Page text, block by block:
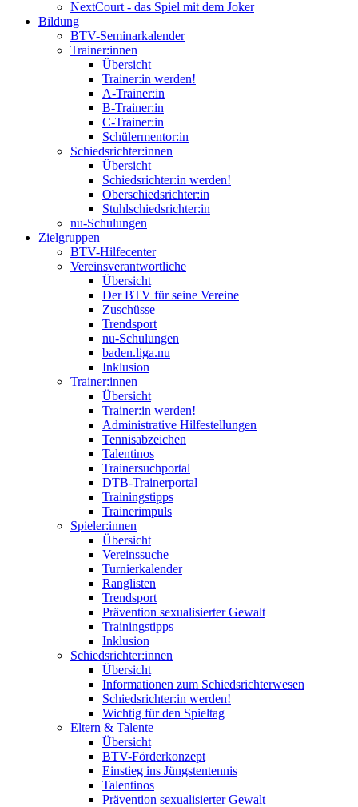
NextCourt - das Spiel mit dem Joker
Bildung
BTV-Seminarkalender
Trainer:innen
Übersicht
Trainer:in werden!
A-Trainer:in
B-Trainer:in
C-Trainer:in
Schülermentor:in
Schiedsrichter:innen
Übersicht
Schiedsrichter:in werden!
Oberschiedsrichter:in
Stuhlschiedsrichter:in
nu-Schulungen
Zielgruppen
BTV-Hilfecenter
Vereinsverantwortliche
Übersicht
Der BTV für seine Vereine
Zuschüsse
Trendsport
nu-Schulungen
baden.liga.nu
Inklusion
Trainer:innen
Übersicht
Trainer:in werden!
Administrative Hilfestellungen
Tennisabzeichen
Talentinos
Trainersuchportal
DTB-Trainerportal
Trainingstipps
Trainerimpuls
Spieler:innen
Übersicht
Vereinssuche
Turnierkalender
Ranglisten
Trendsport
Prävention sexualisierter Gewalt
Trainingstipps
Inklusion
Schiedsrichter:innen
Übersicht
Informationen zum Schiedsrichterwesen
Schiedsrichter:in werden!
Wichtig für den Spieltag
Eltern & Talente
Übersicht
BTV-Förderkonzept
Einstieg ins Jüngstentennis
Talentinos
Prävention sexualisierter Gewalt